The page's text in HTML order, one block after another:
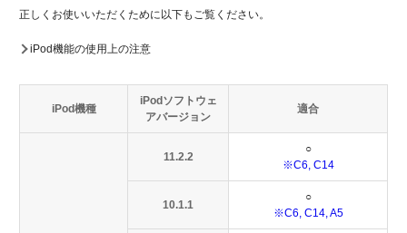
正しくお使いいただくために以下もご覧ください。
iPod機能の使用上の注意
iPod機種
iPodソフトウェ
アバージョン
適合
11.2.2
○
※C6, C14
10.1.1
○
※C6, C14, A5